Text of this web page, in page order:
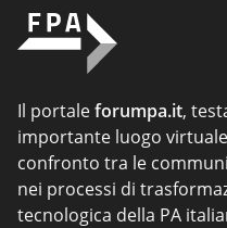
Il portaleforumpa.it,
importante luogo
confronto tra le
nei processi di
tecnologica della PA